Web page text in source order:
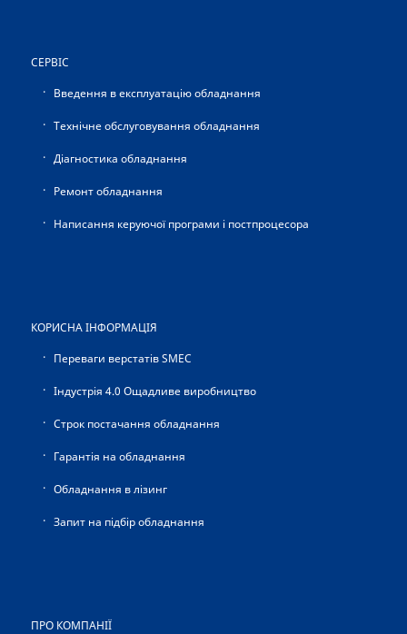
СЕРВІС
Введення в експлуатацію обладнання
Технічне обслуговування обладнання
Діагностика обладнання
Ремонт обладнання
Написання керуючої програми і постпроцесора
КОРИСНА ІНФОРМАЦІЯ
Переваги верстатів SMEC
Індустрія 4.0 Ощадливе виробництво
Строк постачання обладнання
Гарантія на обладнання
Обладнання в лізинг
Запит на підбір обладнання
ПРО КОМПАНІЇ